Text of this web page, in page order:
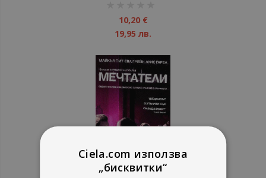
10,20 €
19,95 лв.
Ciela.com използва
„бисквитки“